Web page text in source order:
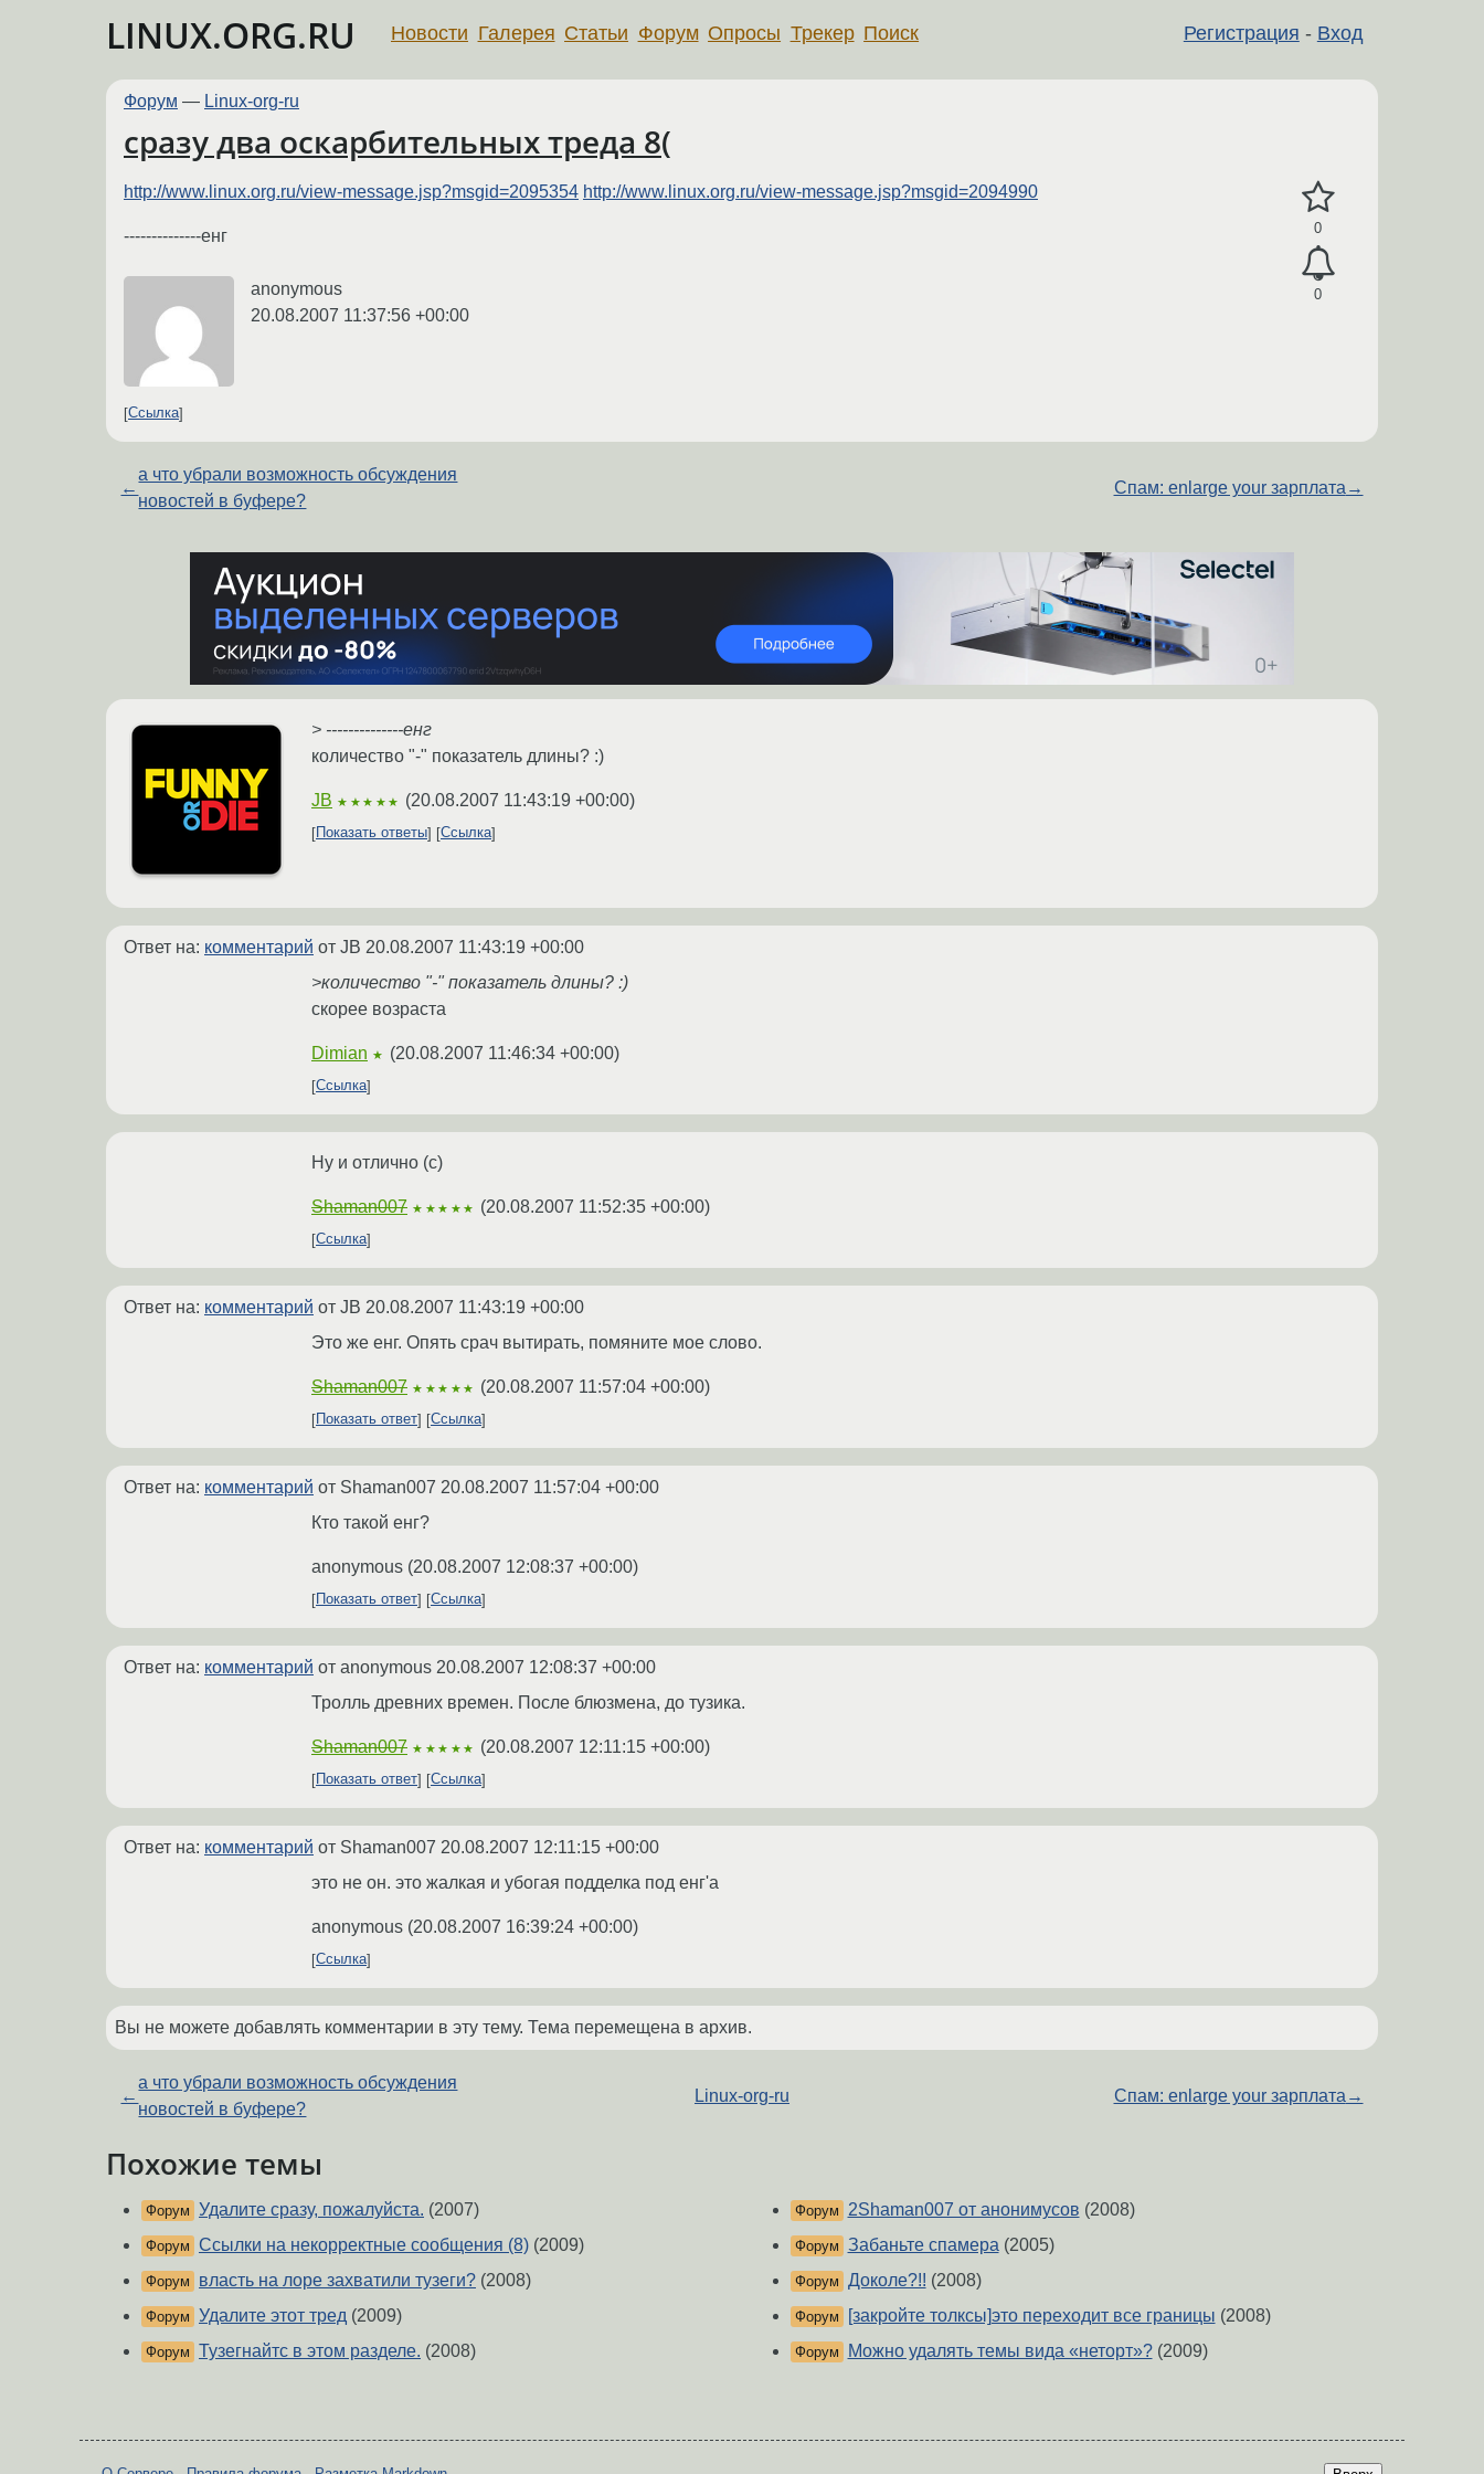
LINUX.ORG.RU Регистрация - Вход
Новости Галерея Статьи Форум Опросы Трекер Поиск
Форум — Linux-org-ru
сразу два оскарбительных треда 8(
0
0
http://www.linux.org.ru/view-message.jsp?msgid=2095354 http://www.linux.org.ru/view-message.jsp?msgid=2094990
--------------енг
anonymous
20.08.2007 11:37:56 +00:00
Ссылка
←
а что убрали возможность обсуждения
новостей в буфере?
Спам: enlarge your зарплата →
> --------------енг
количество "-" показатель длины? :)
JB ★★★★★ (20.08.2007 11:43:19 +00:00)
Показать ответы Ссылка
Ответ на: комментарий от JB 20.08.2007 11:43:19 +00:00
>количество "-" показатель длины? :)
скорее возраста
Dimian ★ (20.08.2007 11:46:34 +00:00)
Ссылка
Ну и отлично (с)
Shaman007 ★★★★★ (20.08.2007 11:52:35 +00:00)
Ссылка
Ответ на: комментарий от JB 20.08.2007 11:43:19 +00:00
Это же енг. Опять срач вытирать, помяните мое слово.
Shaman007 ★★★★★ (20.08.2007 11:57:04 +00:00)
Показать ответ Ссылка
Ответ на: комментарий от Shaman007 20.08.2007 11:57:04 +00:00
Кто такой енг?
anonymous (20.08.2007 12:08:37 +00:00)
Показать ответ Ссылка
Ответ на: комментарий от anonymous 20.08.2007 12:08:37 +00:00
Тролль древних времен. После блюзмена, до тузика.
Shaman007 ★★★★★ (20.08.2007 12:11:15 +00:00)
Показать ответ Ссылка
Ответ на: комментарий от Shaman007 20.08.2007 12:11:15 +00:00
это не он. это жалкая и убогая подделка под енг'а
anonymous (20.08.2007 16:39:24 +00:00)
Ссылка
Вы не можете добавлять комментарии в эту тему. Тема перемещена в архив.
←
а что убрали возможность обсуждения
новостей в буфере?
Linux-org-ru Спам: enlarge your зарплата →
Похожие темы
Форум Удалите сразу, пожалуйста. (2007)
Форум Ссылки на некорректные сообщения (8) (2009)
Форум власть на лоре захватили тузеги? (2008)
Форум Удалите этот тред (2009)
Форум Тузегнайтс в этом разделе. (2008)
Форум 2Shaman007 от анонимусов (2008)
Форум Забаньте спамера(2005)
Форум Доколе?!! (2008)
Форум [закройте толксы]это переходит все границы (2008)
Форум Можно удалять темы вида «неторт»?(2009)